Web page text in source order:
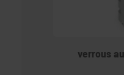
verrous